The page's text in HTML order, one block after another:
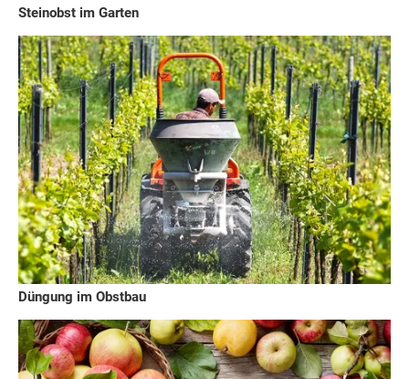
Steinobst im Garten
Düngung im Obstbau